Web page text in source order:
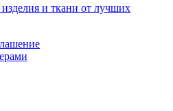
и ткани от лучших